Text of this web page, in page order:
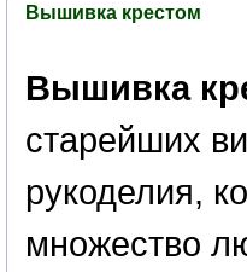
Вышивка крестом
Вышивка
старейших
рукоделия,
множество